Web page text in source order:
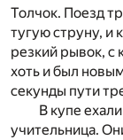
Толчок. Поезд
тугую струну, и
резкий рывок, с
хоть и был
секунды пути
В купе
учительница.